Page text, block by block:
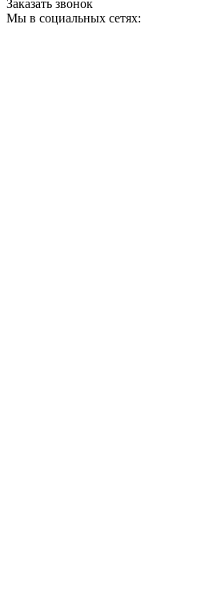
Заказать звонок
Мы в социальных сетях: